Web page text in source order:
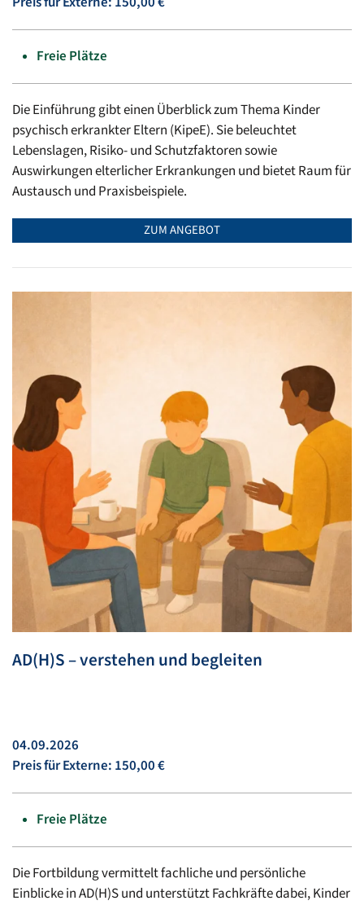
Freie Plätze
Die Einführung gibt einen Überblick zum Thema Kinder
psychisch erkrankter Eltern (KipeE). Sie beleuchtet
Lebenslagen, Risiko- und Schutzfaktoren sowie
Auswirkungen elterlicher Erkrankungen und bietet Raum für
Austausch und Praxisbeispiele.
ZUM ANGEBOT
AD(H)S – verstehen und begleiten
04.09.2026
Preis für Externe: 150,00 €
Freie Plätze
Die Fortbildung vermittelt fachliche und persönliche
Einblicke in AD(H)S und unterstützt Fachkräfte dabei, Kinder